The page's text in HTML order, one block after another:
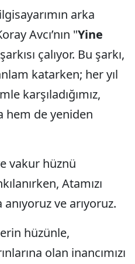
arka
Avcı’nın "Yine
çalıyor. Bu şarkı,
katarken; her yıl
karşıladığımız,
hem de yeniden
vakur hüznü
Atamızı
ve arıyoruz.
hüzünle,
olan inancımızı